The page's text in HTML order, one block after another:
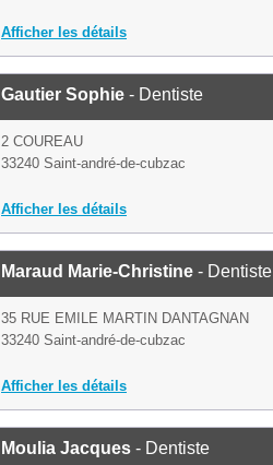
Afficher les détails
Gautier Sophie - Dentiste
2 COUREAU
33240 Saint-andré-de-cubzac
Afficher les détails
Maraud Marie-Christine - Dentiste
35 RUE EMILE MARTIN DANTAGNAN
33240 Saint-andré-de-cubzac
Afficher les détails
Moulia Jacques - Dentiste